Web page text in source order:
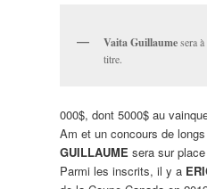
Vaita Guillaumesera à
titre.
000$, dont 5000$ au
Am et un concours de
GUILLAUME sera sur
Parmi les inscrits, il y a